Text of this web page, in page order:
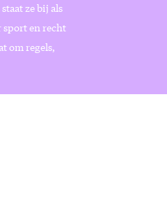
ze bij als
sport en recht
om regels,